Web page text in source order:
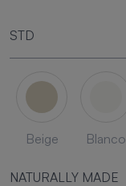
STD
Beige Blanco
NATURALLY MADE